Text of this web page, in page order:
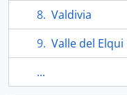
Valdivia
Valle del Elqui
...